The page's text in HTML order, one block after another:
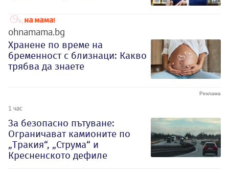
ohnamama.bg
Хранене по време на
бременност с близнаци: Какво
трябва да знаете
1 час
За безопасно пътуване:
Ограничават камионите по
„Тракия“, „Струма“ и
Кресненското дефиле